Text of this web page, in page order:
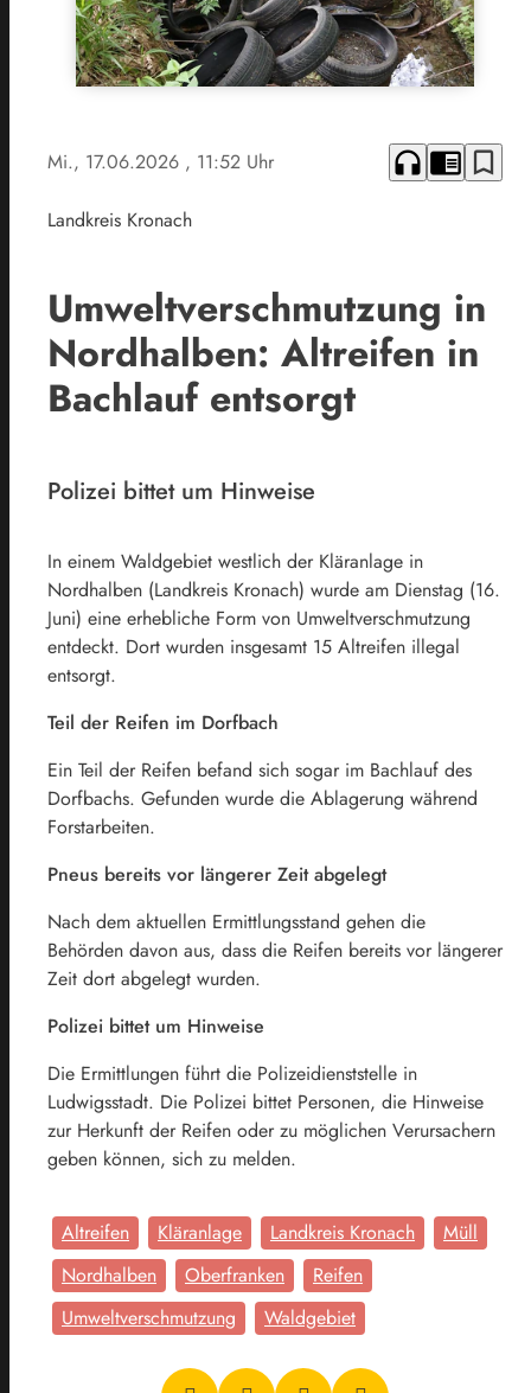
Mi., 17.06.2026 , 11:52 Uhr headphones chrome_reader_mode bookmark_border
Landkreis Kronach
Umweltverschmutzung in
Nordhalben: Altreifen in
Bachlauf entsorgt
Polizei bittet um Hinweise
In einem Waldgebiet westlich der Kläranlage in
Nordhalben (Landkreis Kronach) wurde am Dienstag (16.
Juni) eine erhebliche Form von Umweltverschmutzung
entdeckt. Dort wurden insgesamt 15 Altreifen illegal
entsorgt.
Teil der Reifen im Dorfbach
Ein Teil der Reifen befand sich sogar im Bachlauf des
Dorfbachs. Gefunden wurde die Ablagerung während
Forstarbeiten.
Pneus bereits vor längerer Zeit abgelegt
Nach dem aktuellen Ermittlungsstand gehen die
Behörden davon aus, dass die Reifen bereits vor längerer
Zeit dort abgelegt wurden.
Polizei bittet um Hinweise
Die Ermittlungen führt die Polizeidienststelle in
Ludwigsstadt. Die Polizei bittet Personen, die Hinweise
zur Herkunft der Reifen oder zu möglichen Verursachern
geben können, sich zu melden.
Altreifen Kläranlage Landkreis Kronach
Müll
Nordhalben
Oberfranken
Reifen
Umweltverschmutzung
Waldgebiet